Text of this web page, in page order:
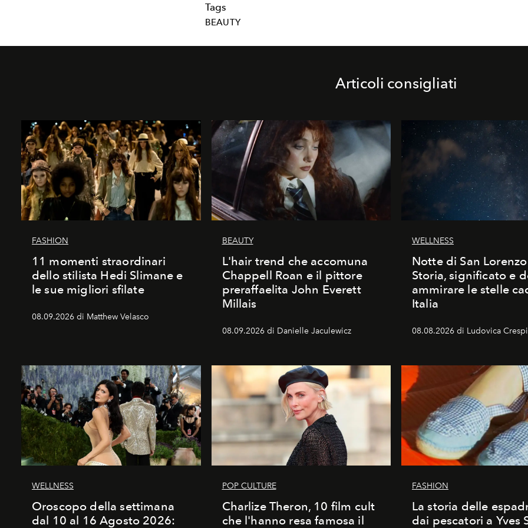
Tags
BEAUTY
Articoli consigliati
FASHION
11 momenti straordinari
dello stilista Hedi Slimane e
le sue migliori sfilate
08.09.2026 di Matthew Velasco
BEAUTY
L'hair trend che accomuna
Chappell Roan e il pittore
preraffaelita John Everett
Millais
08.09.2026 di Danielle Jaculewicz
WELLNESS
Notte di San
Storia, significato e
ammirare le stelle
Italia
08.08.2026 di Ludovica
WELLNESS
Oroscopo della settimana
dal 10 al 16 Agosto 2026:
POP CULTURE
Charlize Theron, 10 film cult
che l'hanno resa famosa il
FASHION
La storia delle
dai pescatori a Yves